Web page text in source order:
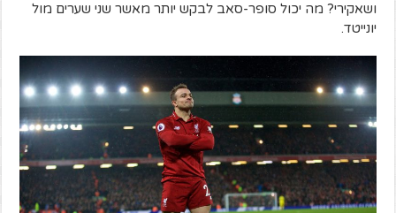
ושאקירי? מה יכול סופר-סאב לבקש יותר מאשר שני שערים מול
יונייטד.